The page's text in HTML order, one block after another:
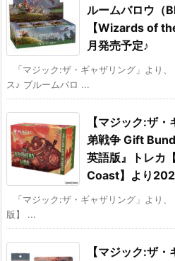
ルームバロウ（
【Wizards of
月発売予定♪
「マジック:ザ・ギャザリング」より
ス♪ ブルームバロ ...
【マジック:ザ
弟戦争 Gift
英語版』トレカ
Coast】より
「マジック:ザ・ギャザリング」より
版】 ...
【マジック:ザ